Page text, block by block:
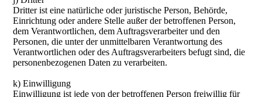
Dritter ist eine natürliche oder juristische Person, Behörde,
Einrichtung oder andere Stelle außer der betroffenen Person,
dem Verantwortlichen, dem Auftragsverarbeiter und den
Personen, die unter der unmittelbaren Verantwortung des
Verantwortlichen oder des Auftragsverarbeiters befugt sind, die
personenbezogenen Daten zu verarbeiten.
k) Einwilligung
Einwilligung ist jede von der betroffenen Person freiwillig für